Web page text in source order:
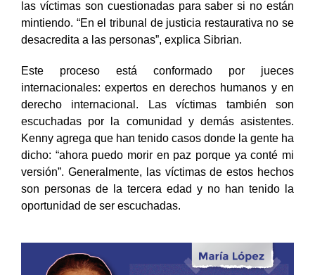
las víctimas son cuestionadas para saber si no están
mintiendo. “En el tribunal de justicia restaurativa no se
desacredita a las personas”, explica Sibrian.
Este proceso está conformado por jueces
internacionales: expertos en derechos humanos y en
derecho internacional. Las víctimas también son
escuchadas por la comunidad y demás asistentes.
Kenny agrega que han tenido casos donde la gente ha
dicho: “ahora puedo morir en paz porque ya conté mi
versión”. Generalmente, las víctimas de estos hechos
son personas de la tercera edad y no han tenido la
oportunidad de ser escuchadas.